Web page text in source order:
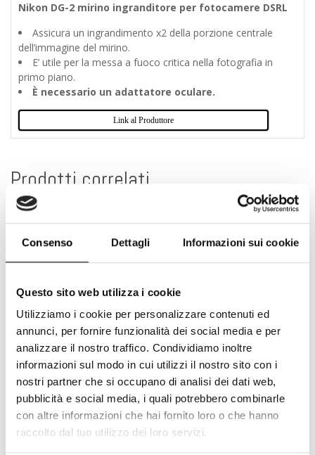
Consenso Dettagli Informazioni sui cookie
Questo sito web utilizza i cookie
Utilizziamo i cookie per personalizzare contenuti ed
annunci, per fornire funzionalità dei social media e per
analizzare il nostro traffico. Condividiamo inoltre
informazioni sul modo in cui utilizzi il nostro sito con i
nostri partner che si occupano di analisi dei dati web,
pubblicità e social media, i quali potrebbero combinarle
con altre informazioni che hai fornito loro o che hanno
raccolto dal tuo utilizzo dei loro servizi.
Nikon DG-2 mirino ingranditore per fotocamere DSRL
Assicura un ingrandimento x2 della porzione centrale
dell’immagine del mirino.
E’ utile per la messa a fuoco critica nella fotografia in
primo piano.
È necessario un adattatore oculare.
Link al Produttore
Prodotti correlati